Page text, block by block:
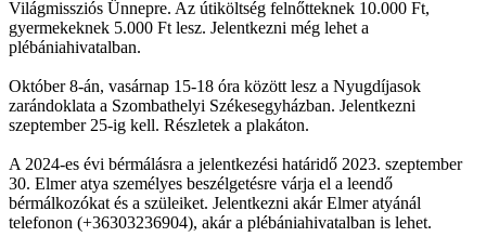
Világmissziós Ünnepre. Az útiköltség felnőtteknek 10.000 Ft,
gyermekeknek 5.000 Ft lesz. Jelentkezni még lehet a
plébániahivatalban.
Október 8-án, vasárnap 15-18 óra között lesz a Nyugdíjasok
zarándoklata a Szombathelyi Székesegyházban. Jelentkezni
szeptember 25-ig kell. Részletek a plakáton.
A 2024-es évi bérmálásra a jelentkezési határidő 2023. szeptember
30. Elmer atya személyes beszélgetésre várja el a leendő
bérmálkozókat és a szüleiket. Jelentkezni akár Elmer atyánál
telefonon (+36303236904), akár a plébániahivatalban is lehet.